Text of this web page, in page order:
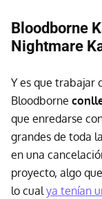
Bloodborne
Nightmare
Y es que trabajar
Bloodborne
que enredarse
grandes de toda
en una
proyecto, algo
lo cualya tenían